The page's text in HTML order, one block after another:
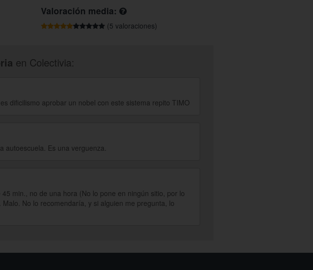
Valoración media:
(5 valoraciones)
en Colectivia:
dificilismo aprobar un nobel con este sistema repito TIMO
autoescuela. Es una verguenza.
min., no de una hora (No lo pone en ningún sitio, por lo
No lo recomendaría, y si alguien me pregunta, lo